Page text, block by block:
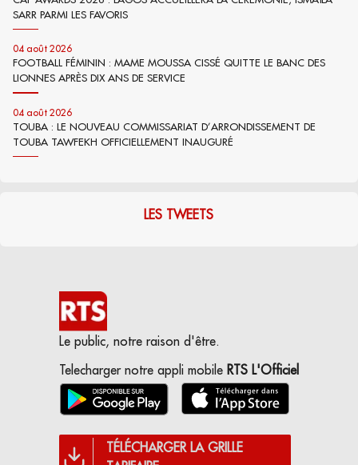
SARR PARMI LES FAVORIS
04 août 2026
FOOTBALL FÉMININ : MAME MOUSSA CISSÉ QUITTE LE BANC DES
LIONNES APRÈS DIX ANS DE SERVICE
04 août 2026
TOUBA : LE NOUVEAU COMMISSARIAT D’ARRONDISSEMENT DE
TOUBA TAWFEKH OFFICIELLEMENT INAUGURÉ
LES TWEETS
Le public, notre raison d'être.
Telecharger notre appli mobile RTS L'Officiel
TÉLÉCHARGER LA GRILLE